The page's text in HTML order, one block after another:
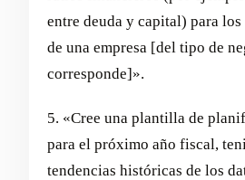
entre deuda y capital) para
de una empresa [del tipo de
corresponde]».
5. «Cree una plantilla de
para el próximo año fiscal,
tendencias históricas de los